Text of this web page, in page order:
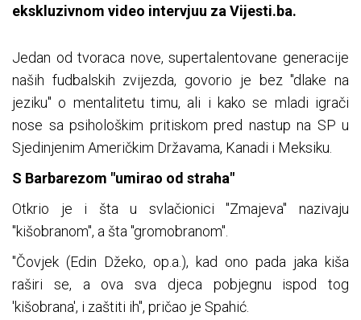
ekskluzivnom video intervjuu za Vijesti.ba.
Jedan od tvoraca nove, supertalentovane generacije
naših fudbalskih zvijezda, govorio je bez "dlake na
jeziku" o mentalitetu timu, ali i kako se mladi igrači
nose sa psihološkim pritiskom pred nastup na SP u
Sjedinjenim Američkim Državama, Kanadi i Meksiku.
S Barbarezom "umirao od straha"
Otkrio je i šta u svlačionici "Zmajeva" nazivaju
"kišobranom", a šta "gromobranom".
"Čovjek (Edin Džeko, op.a.), kad ono pada jaka kiša
raširi se, a ova sva djeca pobjegnu ispod tog
'kišobrana', i zaštiti ih", pričao je Spahić.